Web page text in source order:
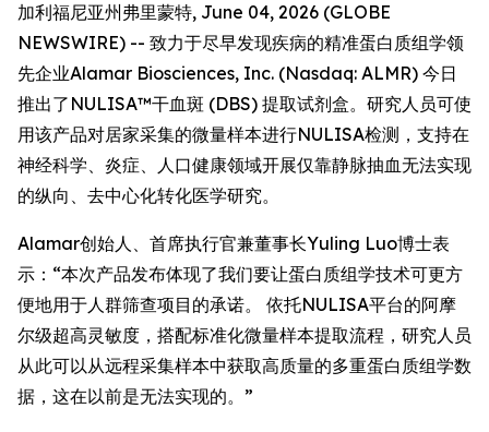
加利福尼亚州弗里蒙特, June 04, 2026 (GLOBE
NEWSWIRE) -- 致力于尽早发现疾病的精准蛋白质组学领
先企业Alamar Biosciences, Inc. (Nasdaq: ALMR) 今日
推出了NULISA™干血斑 (DBS) 提取试剂盒。研究人员可使
用该产品对居家采集的微量样本进行NULISA检测，支持在
神经科学、炎症、人口健康领域开展仅靠静脉抽血无法实现
的纵向、去中心化转化医学研究。
Alamar创始人、首席执行官兼董事长Yuling Luo博士表
示：“本次产品发布体现了我们要让蛋白质组学技术可更方
便地用于人群筛查项目的承诺。 依托NULISA平台的阿摩
尔级超高灵敏度，搭配标准化微量样本提取流程，研究人员
从此可以从远程采集样本中获取高质量的多重蛋白质组学数
据，这在以前是无法实现的。”